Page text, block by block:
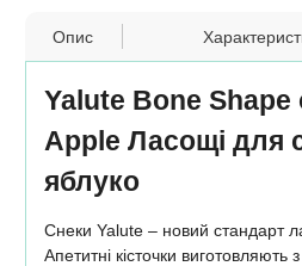
Опис
Yalute Bone Shape
Apple Ласощі для
яблуко
Снеки Yalute – новий стандарт
Апетитні кісточки виготовляють